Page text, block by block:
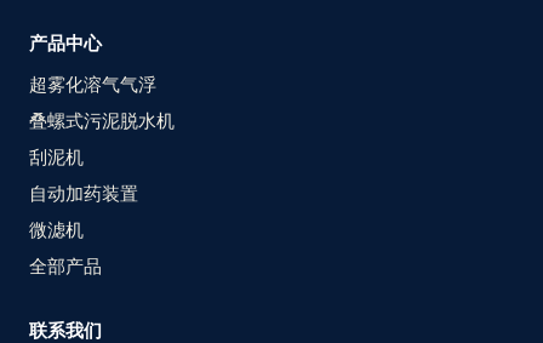
产品中心
超雾化溶气气浮
叠螺式污泥脱水机
刮泥机
自动加药装置
微滤机
全部产品
联系我们